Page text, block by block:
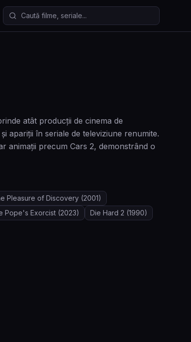
Caută filme și seriale
atât producții de cinema de
în seriale de televiziune renumite.
animații precum Cars 2, demonstrând o
Pleasure of Discovery (2001)
Pope's Exorcist (2023) Die Hard 2 (1990)